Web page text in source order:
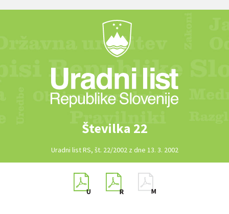
Številka 22
Uradni list RS, št. 22/2002 z dne 13. 3. 2002